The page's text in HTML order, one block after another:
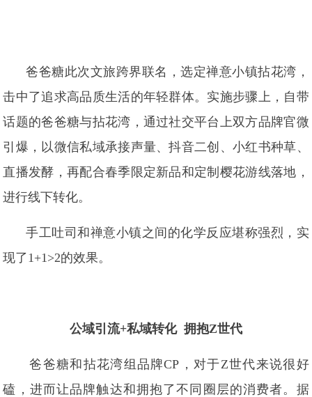
爸爸糖此次文旅跨界联名，选定禅意小镇拈花湾，
击中了追求高品质生活的年轻群体。实施步骤上，自带
话题的爸爸糖与拈花湾，通过社交平台上双方品牌官微
引爆，以微信私域承接声量、抖音二创、小红书种草、
直播发酵，再配合春季限定新品和定制樱花游线落地，
进行线下转化。
手工吐司和禅意小镇之间的化学反应堪称强烈，实
现了1+1>2的效果。
公域引流+私域转化 拥抱Z世代
爸爸糖和拈花湾组品牌CP，对于Z世代来说很好
磕，进而让品牌触达和拥抱了不同圈层的消费者。据